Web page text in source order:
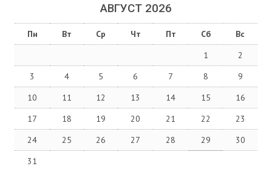
АВГУСТ 2026
Пн Вт Ср Чт Пт Сб
Вс
1
2
3
4 5 6 7 8
9
10
11 12 13 14 15
16
17
18 19 20 21 22
23
24
25 26 27 28 29
30
31